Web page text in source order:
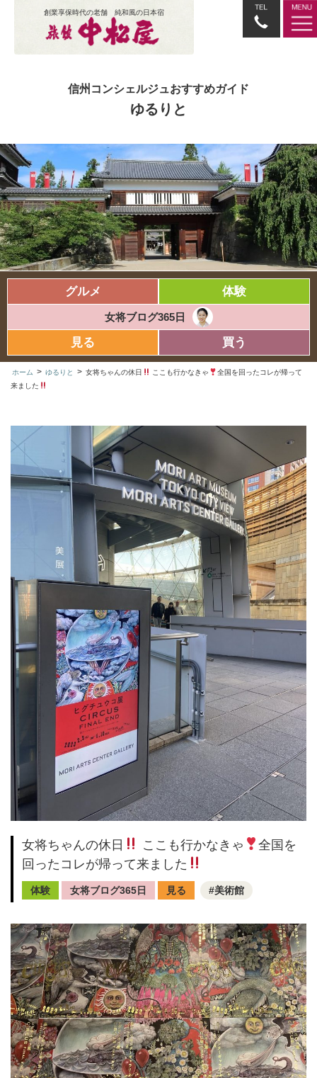
創業享保時代の老舗 純和風の日本宿
信州コンシェルジュおすすめガイド
ゆるりと
グルメ 体験
女将ブログ365日
見る 買う
ホーム > ゆるりと > 女将ちゃんの休日 ここも行かなきゃ
全国を回ったコレが帰って
来ました
女将ちゃんの休日 ここも行かなきゃ
全国を
回ったコレが帰って来ました
体験 女将ブログ365日 見る 美術館